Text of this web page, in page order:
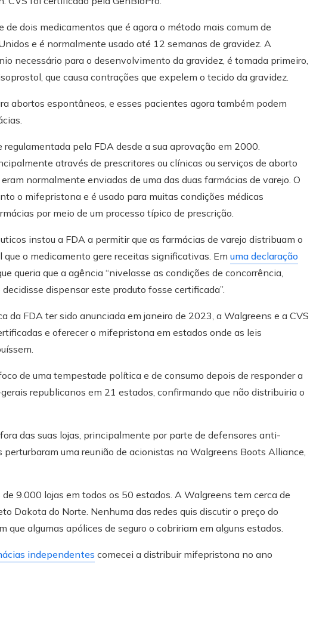
dois medicamentos que é agora o método mais comum de
e é normalmente usado até 12 semanas de gravidez. A
necessário para o desenvolvimento da gravidez, é tomada primeiro,
que causa contrações que expelem o tecido da gravidez.
abortos espontâneos, e esses pacientes agora também podem
pela FDA desde a sua aprovação em 2000.
através de prescritores ou clínicas ou serviços de aborto
normalmente enviadas de uma das duas farmácias de varejo. O
o mifepristona e é usado para muitas condições médicas
por meio de um processo típico de prescrição.
instou a FDA a permitir que as farmácias de varejo distribuam o
o medicamento gere receitas significativas. Em uma declaração
queria que a agência “nivelasse as condições de concorrência,
dispensar este produto fosse certificada”.
da FDA ter sido anunciada em janeiro de 2023, a Walgreens e a CVS
e oferecer o mifepristona em estados onde as leis
de uma tempestade política e de consumo depois de responder a
republicanos em 21 estados, confirmando que não distribuiria o
das suas lojas, principalmente por parte de defensores anti-
uma reunião de acionistas na Walgreens Boots Alliance,
9.000 lojas em todos os 50 estados. A Walgreens tem cerca de
Dakota do Norte. Nenhuma das redes quis discutir o preço do
que algumas apólices de seguro o cobririam em alguns estados.
independentes comecei a distribuir mifepristona no ano